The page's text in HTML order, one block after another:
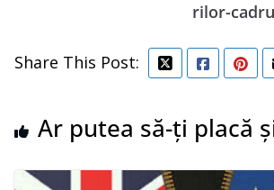
rilor-
Share This Post:
Ar putea să-ți placă